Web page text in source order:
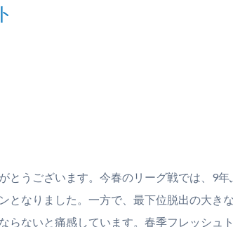
とうございます。今春のリーグ戦では、9年
となりました。一方で、最下位脱出の大き
らないと痛感しています。春季フレッシュ